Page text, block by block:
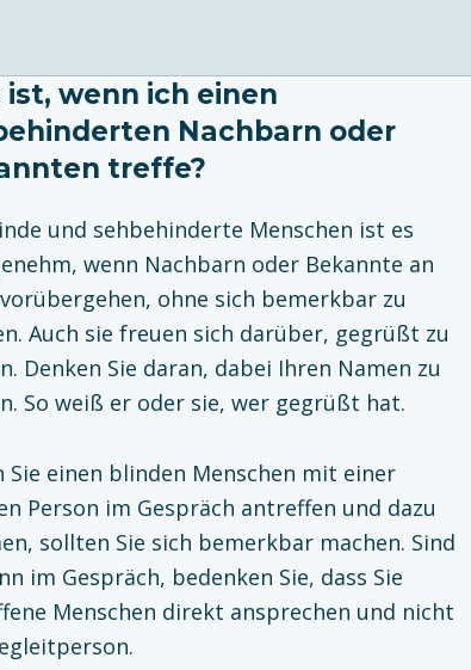
ist, wenn ich einen
Nachbarn oder
treffe?
und sehbehinderte Menschen ist es
wenn Nachbarn oder Bekannte an
ohne sich bemerkbar zu
Auch sie freuen sich darüber, gegrüßt zu
Denken Sie daran, dabei Ihren Namen zu
So weiß er oder sie, wer gegrüßt hat.
Sie einen blinden Menschen mit einer
Person im Gespräch antreffen und dazu
sollten Sie sich bemerkbar machen. Sind
im Gespräch, bedenken Sie, dass Sie
Menschen direkt ansprechen und nicht